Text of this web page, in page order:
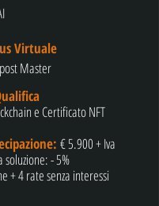
Virtuale
Master
e Certificato NFT
€ 5.900 + Iva
soluzione: - 5%
+ 4 rate senza interessi